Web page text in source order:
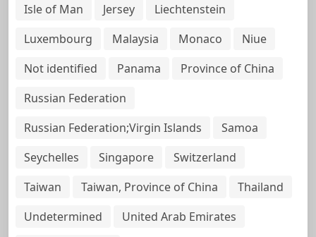
Isle of Man
Jersey
Liechtenstein
Luxembourg
Malaysia Monaco
Niue
Not identified
Panama
Province of China
Russian Federation
Russian Federation;Virgin Islands
Samoa
Seychelles
Singapore
Switzerland
Taiwan
Taiwan, Province of China
Thailand
Undetermined
United Arab Emirates